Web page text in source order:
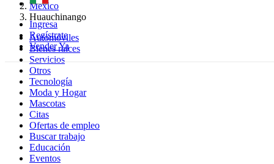
Ingresa
Regístrate
Vender Ya
México
Huauchinango
Automóviles
Bienes raíces
Servicios
Otros
Tecnología
Moda y Hogar
Mascotas
Citas
Ofertas de empleo
Buscar trabajo
Educación
Eventos